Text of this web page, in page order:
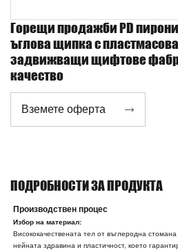
Горещи продажби PD пирони
ъглова щипка с
задвижващи щифтове
качество
Вземете оферта 
ПОДРОБНОСТИ ЗА ПРОДУКТА
Производствен процес
Избор на материал:
Висококачествената тел от въглеродна
нейната здравина и пластичност, което